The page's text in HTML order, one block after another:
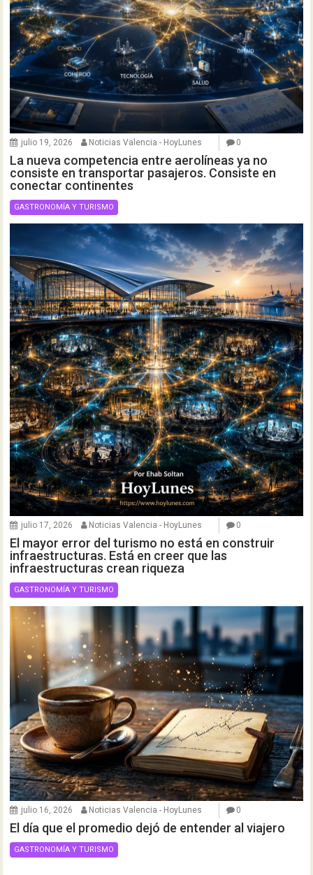
julio 19, 2026 Noticias Valencia - HoyLunes 0
La nueva competencia entre aerolíneas ya no
consiste en transportar pasajeros. Consiste en
conectar continentes
GASTRONOMÍA Y TURISMO
julio 17, 2026 Noticias Valencia - HoyLunes 0
El mayor error del turismo no está en construir
infraestructuras. Está en creer que las
infraestructuras crean riqueza
GASTRONOMÍA Y TURISMO
julio 16, 2026 Noticias Valencia - HoyLunes 0
El día que el promedio dejó de entender al viajero
GASTRONOMÍA Y TURISMO